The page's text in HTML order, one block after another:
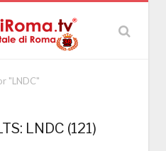
"LNDC"
LNDC (121)